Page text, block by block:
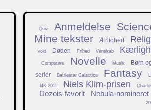
Quiz Anmeldelse
Mine tekster
Ærlighed
vold Døden Frihed Venskab
Computere Novelle Musik
Børn
serier
Battlestar Galactica Fantasy
NK 2011 Niels Klim-prisen
Dozois-favorit Nebula-nomineret